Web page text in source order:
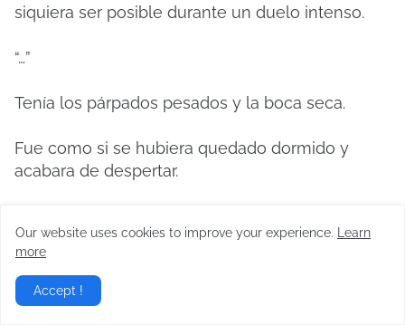
siquiera ser posible durante un duelo intenso.
“…”
Tenía los párpados pesados ​​y la boca seca.
Fue como si se hubiera quedado dormido y
acabara de despertar.
Durante ese breve momento de letargo, la
espada de Jin Mu quedó atrapada entre las
manos de Yi-gang.
Our website uses cookies to improve your experience.
Learn
more
Accept !